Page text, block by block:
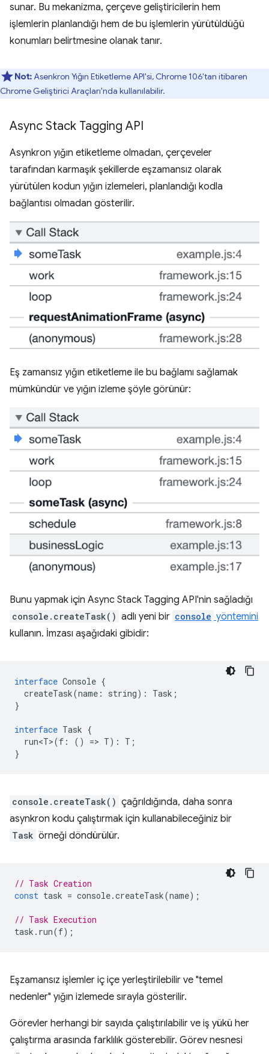
sunar. Bu mekanizma, çerçeve geliştiricilerin hem
işlemlerin planlandığı hem de bu işlemlerin yürütüldüğü
konumları belirtmesine olanak tanır.
Not: Asenkron Yığın Etiketleme API'si, Chrome 106'tan itibaren
Chrome Geliştirici Araçları'nda kullanılabilir.
Async Stack Tagging API
Asynkron yığın etiketleme olmadan, çerçeveler
tarafından karmaşık şekillerde eşzamansız olarak
yürütülen kodun yığın izlemeleri, planlandığı kodla
bağlantısı olmadan gösterilir.
Eş zamansız yığın etiketleme ile bu bağlamı sağlamak
mümkündür ve yığın izleme şöyle görünür:
Bunu yapmak için Async Stack Tagging API'nin sağladığı
console.createTask() adlı yeni bir console yöntemini
kullanın. İmzası aşağıdaki gibidir:
interface Console {
createTask(name : string) : Task ;
}
interface Task {
run<T>(f : () => T) : T ;
}
console.createTask() çağrıldığında, daha sonra
asynkron kodu çalıştırmak için kullanabileceğiniz bir
Task örneği döndürülür.
// Task Creation
const task = console.createTask(name);
// Task Execution
task . run(f);
Eşzamansız işlemler iç içe yerleştirilebilir ve "temel
nedenler" yığın izlemede sırayla gösterilir.
Görevler herhangi bir sayıda çalıştırılabilir ve iş yükü her
çalıştırma arasında farklılık gösterebilir. Görev nesnesi